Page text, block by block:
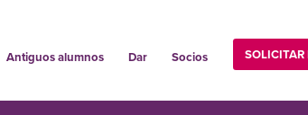
Antiguos alumnos Dar Socios